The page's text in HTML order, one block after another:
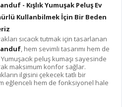
- Kışlık Yumuşak Peluş Ev
Kullanbilmek İçin Bir Beden
sıcacık tutmak için tasarlanan
, hem sevimli tasarımı hem de
peluş kumaşı sayesinde
maksimum konfor sağlar.
ilgisini çekecek tatlı bir
eğlenceli hem de fonksiyonel hale